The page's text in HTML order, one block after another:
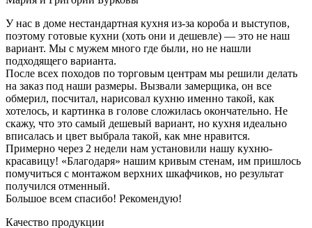
У нас в доме нестандартная кухня из-за короба и выступов,
поэтому готовые кухни (хоть они и дешевле) — это не наш
вариант. Мы с мужем много где были, но не нашли
подходящего варианта.
После всех походов по торговым центрам мы решили делать
на заказ под наши размеры. Вызвали замерщика, он все
обмерил, посчитал, нарисовал кухню именно такой, как
хотелось, и картинка в голове сложилась окончательно. Не
скажу, что это самый дешевый вариант, но кухня идеально
вписалась и цвет выбрала такой, как мне нравится.
Примерно через 2 недели нам установили нашу кухню-
красавицу! «Благодаря» нашим кривым стенам, им пришлось
помучиться с монтажом верхних шкафчиков, но результат
получился отменный.
Большое всем спасибо! Рекомендую!
Качество продукции